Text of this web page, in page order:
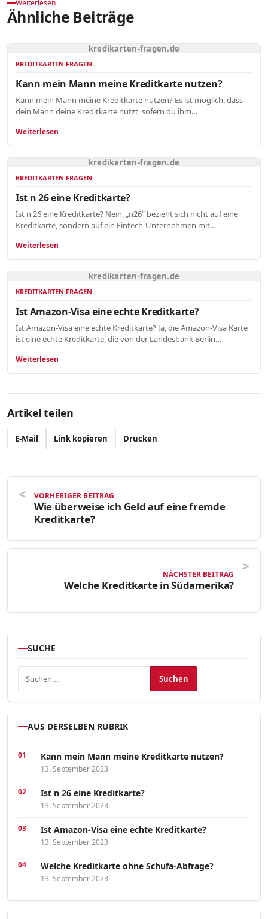
Weiterlesen
Ähnliche Beiträge
kredikarten-fragen.de
KREDITKARTEN FRAGEN
Kann mein Mann meine Kreditkarte nutzen?
Kann mein Mann meine Kreditkarte nutzen? Es ist möglich, dass
dein Mann deine Kreditkarte nutzt, sofern du ihm…
Weiterlesen
kredikarten-fragen.de
KREDITKARTEN FRAGEN
Ist n 26 eine Kreditkarte?
Ist n 26 eine Kreditkarte? Nein, „n26“ bezieht sich nicht auf eine
Kreditkarte, sondern auf ein Fintech-Unternehmen mit…
Weiterlesen
kredikarten-fragen.de
KREDITKARTEN FRAGEN
Ist Amazon-Visa eine echte Kreditkarte?
Ist Amazon-Visa eine echte Kreditkarte? Ja, die Amazon-Visa Karte
ist eine echte Kreditkarte, die von der Landesbank Berlin…
Weiterlesen
Artikel teilen
E-Mail Link kopieren Drucken
VORHERIGER BEITRAG
Wie überweise ich Geld auf eine fremde
Kreditkarte?
NÄCHSTER BEITRAG
Welche Kreditkarte in Südamerika?
SUCHE
Suchen nach:
AUS DERSELBEN RUBRIK
Kann mein Mann meine Kreditkarte nutzen?
13. September 2023
Ist n 26 eine Kreditkarte?
13. September 2023
Ist Amazon-Visa eine echte Kreditkarte?
13. September 2023
Welche Kreditkarte ohne Schufa-Abfrage?
13. September 2023